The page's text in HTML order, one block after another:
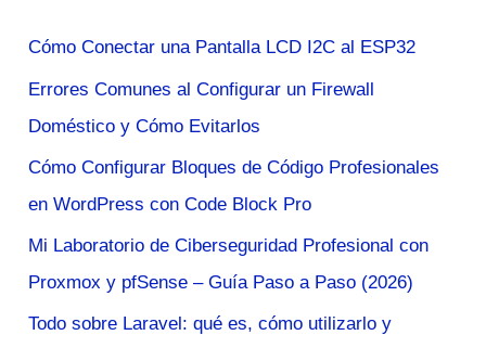
r
p
o
r
:
Cómo Conectar una Pantalla LCD I2C al ESP32
Errores Comunes al Configurar un Firewall
Doméstico y Cómo Evitarlos
Cómo Configurar Bloques de Código Profesionales
en WordPress con Code Block Pro
Mi Laboratorio de Ciberseguridad Profesional con
Proxmox y pfSense – Guía Paso a Paso (2026)
Todo sobre Laravel: qué es, cómo utilizarlo y